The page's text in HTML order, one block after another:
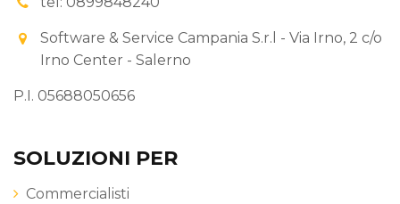
Software & Service Campania S.r.l - Via Irno, 2 c/o
Irno Center - Salerno
P.I. 05688050656
SOLUZIONI PER
Commercialisti